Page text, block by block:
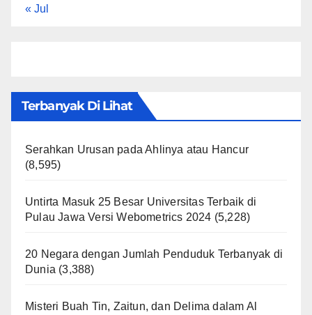
« Jul
Terbanyak Di Lihat
Serahkan Urusan pada Ahlinya atau Hancur
(8,595)
Untirta Masuk 25 Besar Universitas Terbaik di
Pulau Jawa Versi Webometrics 2024 (5,228)
20 Negara dengan Jumlah Penduduk Terbanyak di
Dunia (3,388)
Misteri Buah Tin, Zaitun, dan Delima dalam Al